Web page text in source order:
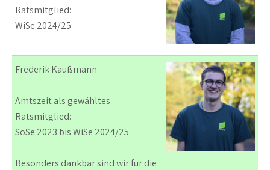
Ratsmitglied:
WiSe 2024/25
Frederik Kaußmann
Amtszeit als gewähltes
Ratsmitglied:
SoSe 2023 bis WiSe 2024/25
Besonders dankbar sind wir für die